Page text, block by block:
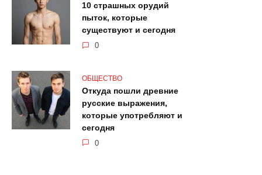
10 страшных орудий
пыток, которые
существуют и сегодня
0
ОБЩЕСТВО
Откуда пошли древние
русские выражения,
которые употребляют и
сегодня
0